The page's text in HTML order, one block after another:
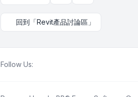
回到「Revit產品討論區」
Follow Us: